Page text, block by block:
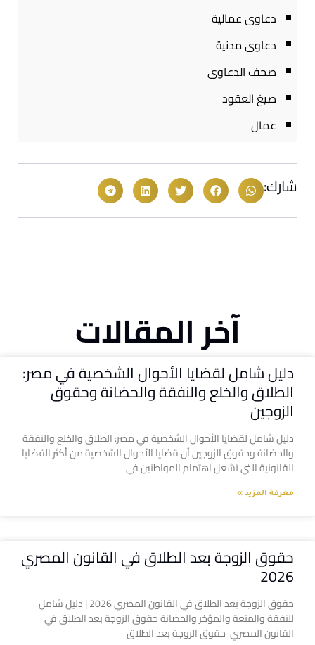
دعاوى عمالية
دعاوى مدنية
صحف الدعاوى
صيغ العقود
عمال
شارك:
آخر المقالات
دليل شامل لقضايا الأحوال الشخصية في مصر:
الطلاق والخلع والنفقة والحضانة وحقوق
الزوجين
دليل شامل لقضايا الأحوال الشخصية في مصر: الطلاق والخلع والنفقة
والحضانة وحقوق الزوجين أن قضايا الأحوال الشخصية من أكثر القضايا
القانونية التي تشغل اهتمام المواطنين في
معرفة المزيد »
حقوق الزوجة بعد الطلاق في القانون المصري
2026
حقوق الزوجة بعد الطلاق في القانون المصري 2026 | دليل شامل
للنفقة والمتعة والمؤخر والحضانة حقوق الزوجة بعد الطلاق في
القانون المصري حقوق الزوجة بعد الطلاق